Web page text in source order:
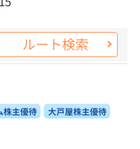
ルート検索
株主優待 大戸屋株主優待